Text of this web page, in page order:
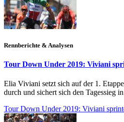
Rennberichte & Analysen
Tour Down Under 2019: Viviani
Elia Viviani setzt sich auf der 1.
durch und sichert sich den Tagessieg
Tour Down Under 2019: Viviani